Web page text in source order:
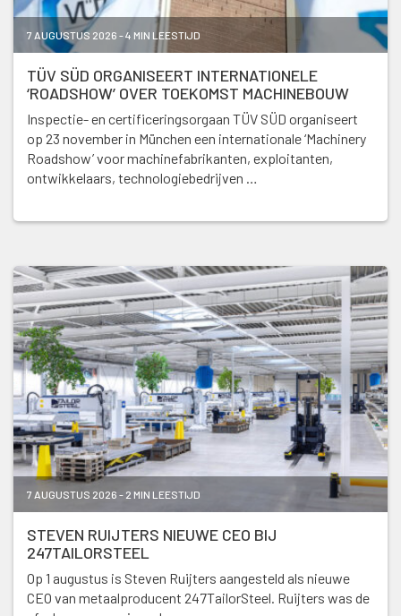
7 AUGUSTUS 2026 - 4 MIN LEESTIJD
TÜV SÜD ORGANISEERT INTERNATIONELE
‘ROADSHOW’ OVER TOEKOMST MACHINEBOUW
Inspectie- en certificeringsorgaan TÜV SÜD organiseert
op 23 november in München een internationale ‘Machinery
Roadshow’ voor machinefabrikanten, exploitanten,
ontwikkelaars, technologiebedrijven …
7 AUGUSTUS 2026 - 2 MIN LEESTIJD
STEVEN RUIJTERS NIEUWE CEO BIJ
247TAILORSTEEL
Op 1 augustus is Steven Ruijters aangesteld als nieuwe
CEO van metaalproducent 247TailorSteel. Ruijters was de